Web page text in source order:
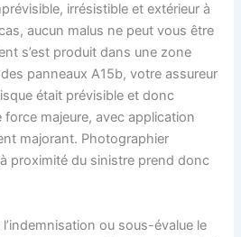
irrésistible et extérieur à
aucun malus ne peut vous être
s’est produit dans une zone
panneaux A15b, votre assureur
était prévisible et donc
majeure, avec application
majorant. Photographier
proximité du sinistre prend donc
ou sous-évalue le